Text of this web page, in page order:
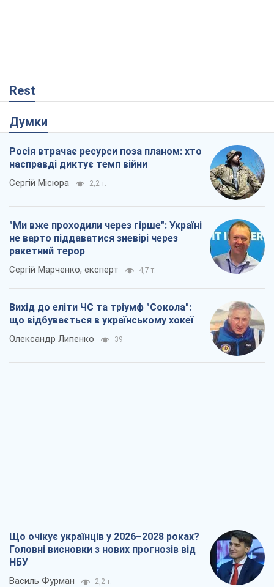
Rest
Думки
Росія втрачає ресурси поза планом: хто
насправді диктує темп війни
Сергій Місюра 2,2 т.
"Ми вже проходили через гірше": Україні
не варто піддаватися зневірі через
ракетний терор
Сергій Марченко, експерт 4,7 т.
Вихід до еліти ЧС та тріумф "Сокола":
що відбувається в українському хокеї
Олександр Липенко 39
Що очікує українців у 2026–2028 роках?
Головні висновки з нових прогнозів від
НБУ
Василь Фурман 2,2 т.